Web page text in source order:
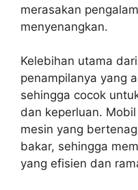
merasakan
menyenangkan.
Kelebihan utama
penampilanya yang
sehingga cocok
dan keperluan.
mesin yang
bakar, sehingga
yang efisien dan